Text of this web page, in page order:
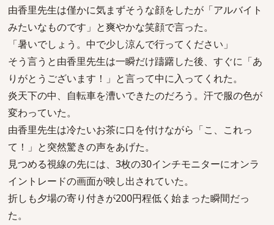
由香里先生は僅かに気まずそうな顔をしたが「アルバイト
みたいなものです」と爽やかな笑顔で言った。
「暑いでしょう。中で少し涼んで行ってください」
そう言うと由香里先生は一瞬だけ躊躇した後、すぐに「あ
りがとうございます！」と言って中に入ってくれた。
炎天下の中、自転車を漕いできたのだろう。汗で服の色が
変わっていた。
由香里先生は冷たいお茶に口を付けながら「こ、これっ
て！」と突然驚きの声をあげた。
見つめる視線の先には、3枚の30インチモニターにオンラ
イントレードの画面が映し出されていた。
折しも夕場の寄り付きが200円程低く始まった瞬間だっ
た。